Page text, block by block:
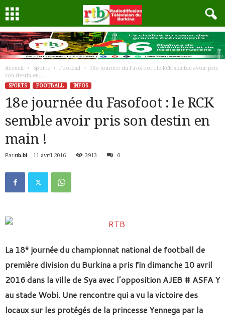
Accueil Sports Football
18e journée du Fasofoot : le RCK semble avoir pris
son destin en...
SPORTS
FOOTBALL INFOS
18e journée du Fasofoot : le RCK
semble avoir pris son destin en
main !
Par rtb.bf- 11 avril 2016 3913 0
La 18e journée du championnat national de football de
première division du Burkina a pris fin dimanche 10 avril
2016 dans la ville de Sya avec l’opposition AJEB # ASFA Y
au stade Wobi. Une rencontre qui a vu la victoire des
locaux sur les protégés de la princesse Yennega par la